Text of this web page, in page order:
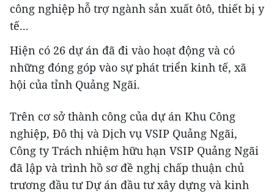
công nghiệp hỗ trợ ngành sản xuất ôtô, thiết bị y
tế...
Hiện có 26 dự án đã đi vào hoạt động và có
những đóng góp vào sự phát triển kinh tế, xã
hội của tỉnh Quảng Ngãi.
Trên cơ sở thành công của dự án Khu Công
nghiệp, Đô thị và Dịch vụ VSIP Quảng Ngãi,
Công ty Trách nhiệm hữu hạn VSIP Quảng Ngãi
đã lập và trình hồ sơ đề nghị chấp thuận chủ
trương đầu tư Dự án đầu tư xây dựng và kinh